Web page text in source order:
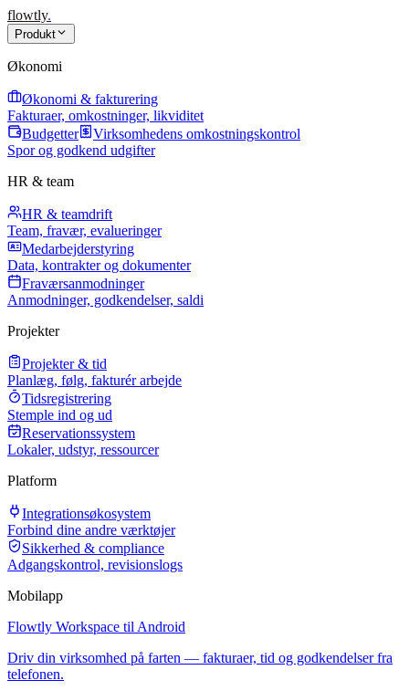
flowtly.
Produkt
Økonomi
Økonomi & fakturering
Fakturaer, omkostninger, likviditet
Budgetter
Virksomhedens omkostningskontrol
Spor og godkend udgifter
HR & team
HR & teamdrift
Team, fravær, evalueringer
Medarbejderstyring
Data, kontrakter og dokumenter
Fraværsanmodninger
Anmodninger, godkendelser, saldi
Projekter
Projekter & tid
Planlæg, følg, fakturér arbejde
Tidsregistrering
Stemple ind og ud
Reservationssystem
Lokaler, udstyr, ressourcer
Platform
Integrationsøkosystem
Forbind dine andre værktøjer
Sikkerhed & compliance
Adgangskontrol, revisionslogs
Mobilapp
Flowtly Workspace til Android
Driv din virksomhed på farten — fakturaer, tid og godkendelser fra
telefonen.